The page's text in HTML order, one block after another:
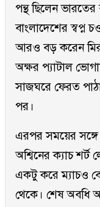
পন্থ ছিলেন
বাংলাদেশের স্বপ্ন
আরও বড় করেন
অক্ষর প্যাটাল
সাজঘরে ফেরত
পর।
এরপর সময়ের সঙ্গে
অশ্বিনের ক্যাচ
একটু করে ম্যাচও
থেকে। শেষ অবধি